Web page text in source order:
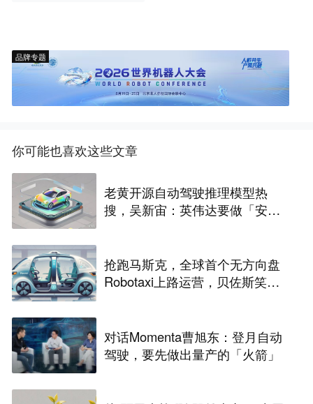
品牌专题
你可能也喜欢这些文章
老黄开源自动驾驶推理模型热
搜，吴新宙：英伟达要做「安
抢跑马斯克，全球首个无方向盘
Robotaxi上路运营，贝佐斯笑麻
对话Momenta曹旭东：登月自动
驾驶，要先做出量产的「火箭」